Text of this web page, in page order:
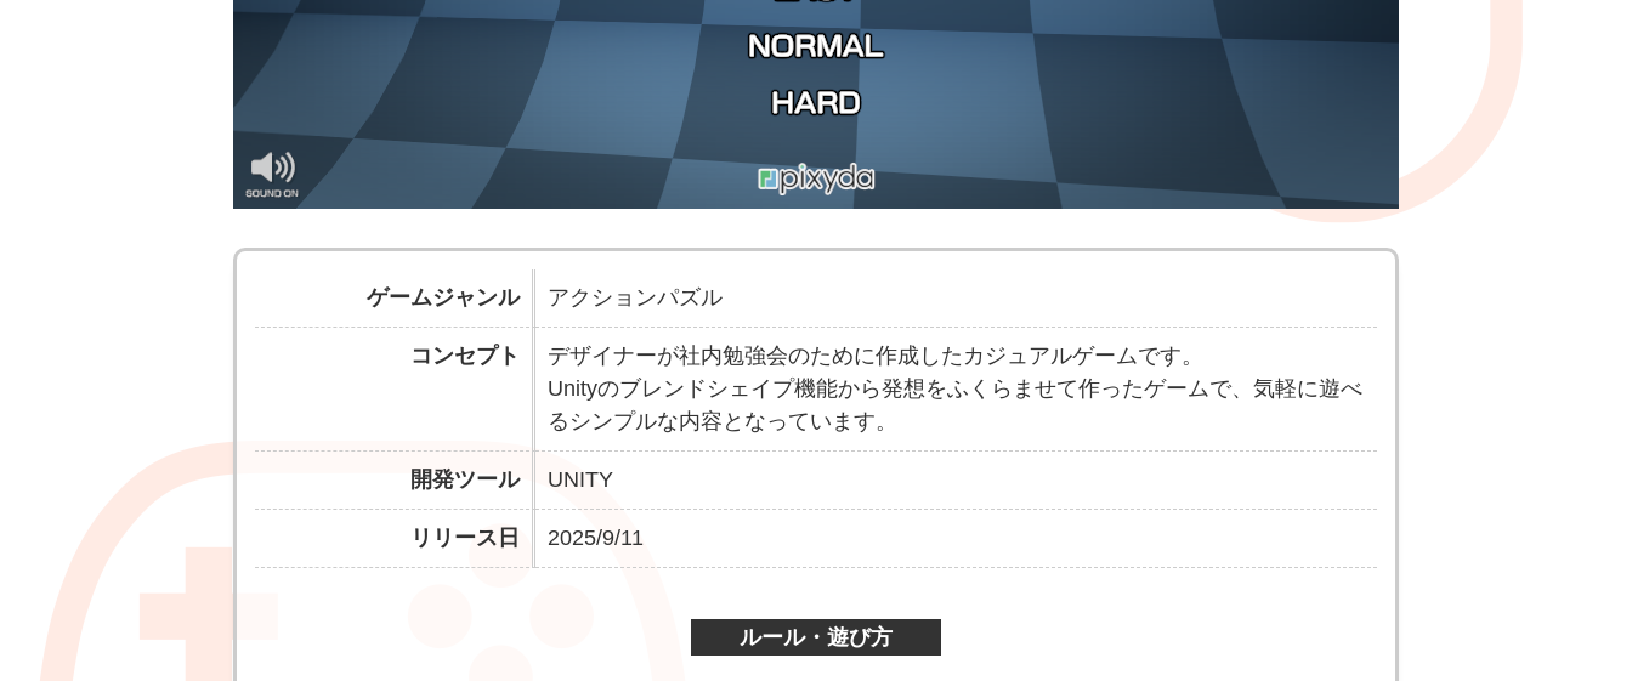
ゲームジャンル アクションパズル
コンセプト
デザイナーが社内勉強会のために作成したカジュアルゲームです。
Unityのブレンドシェイプ機能から発想をふくらませて作ったゲームで、気軽に遊べ
るシンプルな内容となっています。
開発ツール UNITY
リリース日 2025/9/11
ルール・遊び方